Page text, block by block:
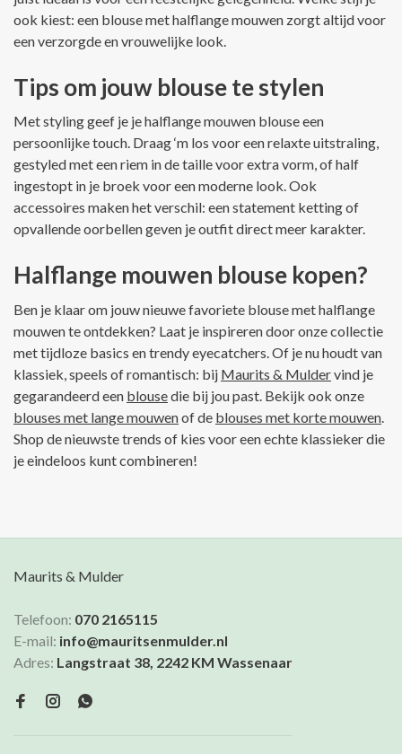
ook kiest: een blouse met halflange mouwen zorgt altijd voor
een verzorgde en vrouwelijke look.
Tips om jouw blouse te stylen
Met styling geef je je halflange mouwen blouse een
persoonlijke touch. Draag ‘m los voor een relaxte uitstraling,
gestyled met een riem in de taille voor extra vorm, of half
ingestopt in je broek voor een moderne look. Ook
accessoires maken het verschil: een statement ketting of
opvallende oorbellen geven je outfit direct meer karakter.
Halflange mouwen blouse kopen?
Ben je klaar om jouw nieuwe favoriete blouse met halflange
mouwen te ontdekken? Laat je inspireren door onze collectie
met tijdloze basics en trendy eyecatchers. Of je nu houdt van
klassiek, speels of romantisch: bij Maurits & Muldervind je
gegarandeerd een blousedie bij jou past. Bekijk ook onze
blouses met lange mouwenof de blouses met korte mouwen
Shop de nieuwste trends of kies voor een echte klassieker die
je eindeloos kunt combineren!
Maurits & Mulder
Telefoon: 070 2165115
E-mail: info@mauritsenmulder.nl
Adres: Langstraat 38, 2242 KM Wassenaar